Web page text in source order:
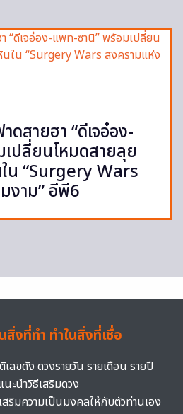
ดสายฮา “ดีเจอ๋อง-
ปลี่ยนโหมดสายลุย
ใน “Surgery Wars
งาม” อีพี6
สิ่งที่ทำ ทำในสิ่งที่เชื่อ
ลขดัง ดวงรายวัน รายเดือน รายปี
ะนำวิธีเสริมดวง
ริมความเป็นมงคลให้กับตัวท่านเอง